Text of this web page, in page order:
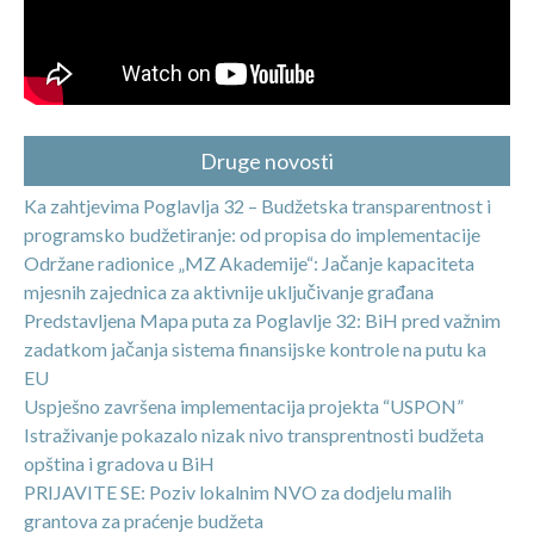
Druge novosti
Ka zahtjevima Poglavlja 32 – Budžetska transparentnost i
programsko budžetiranje: od propisa do implementacije
Održane radionice „MZ Akademije“: Jačanje kapaciteta
mjesnih zajednica za aktivnije uključivanje građana
Predstavljena Mapa puta za Poglavlje 32: BiH pred važnim
zadatkom jačanja sistema finansijske kontrole na putu ka
EU
Uspješno završena implementacija projekta “USPON”
Istraživanje pokazalo nizak nivo transprentnosti budžeta
opština i gradova u BiH
PRIJAVITE SE: Poziv lokalnim NVO za dodjelu malih
grantova za praćenje budžeta